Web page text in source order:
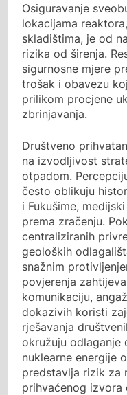
Osiguravanje
lokacijama
skladištima, je od
rizika od širenja.
sigurnosne mjere
trošak i obavezu
prilikom procjene
zbrinjavanja.
Društveno
na izvodljivost
otpadom.
često oblikuju
i Fukušime,
prema zračenju.
centraliziranih
geoloških
snažnim
povjerenja
komunikaciju,
dokazivih koristi
rješavanja
okružuju odlaganje
nuklearne energije
predstavlja rizik za
prihvaćenog izvora